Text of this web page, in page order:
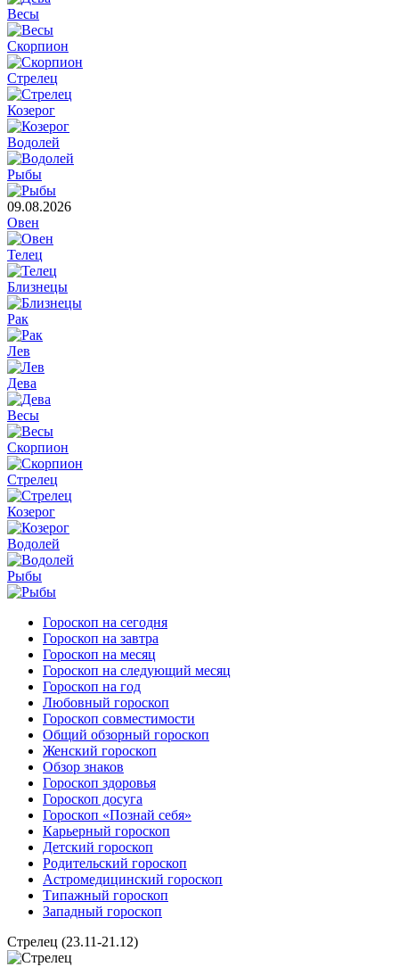
Весы
Скорпион
Стрелец
Козерог
Водолей
Рыбы
09.08.2026
Овен
Телец
Близнецы
Рак
Лев
Дева
Весы
Скорпион
Стрелец
Козерог
Водолей
Рыбы
Гороскоп на сегодня
Гороскоп на завтра
Гороскоп на месяц
Гороскоп на следующий месяц
Гороскоп на год
Любовный гороскоп
Гороскоп совместимости
Общий обзорный гороскоп
Женский гороскоп
Обзор знаков
Гороскоп здоровья
Гороскоп досуга
Гороскоп «Познай себя»
Карьерный гороскоп
Детский гороскоп
Родительский гороскоп
Астромедицинский гороскоп
Типажный гороскоп
Западный гороскоп
Стрелец (23.11-21.12)